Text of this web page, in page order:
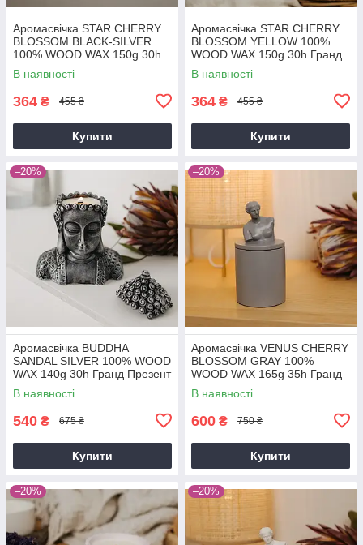
Аромасвічка STAR CHERRY
BLOSSOM BLACK-SILVER
100% WOOD WAX 150g 30h
Гранд Презент NAC 1075
В наявності
364 ₴ 455 ₴
Купити
Аромасвічка STAR CHERRY
BLOSSOM YELLOW 100%
WOOD WAX 150g 30h Гранд
Презент NAC 1071
В наявності
364 ₴ 455 ₴
Купити
–20%
Аромасвічка BUDDHA
SANDAL SILVER 100% WOOD
WAX 140g 30h Гранд Презент
NAC 1060
В наявності
540 ₴ 675 ₴
Купити
–20%
Аромасвічка VENUS CHERRY
BLOSSOM GRAY 100%
WOOD WAX 165g 35h Гранд
Презент NAC 1017GY
В наявності
600 ₴ 750 ₴
Купити
–20% –20%